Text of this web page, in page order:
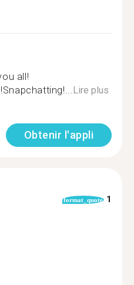
all!
Lire plus
Obtenir l'appli
format_quote 1